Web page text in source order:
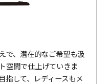
で、潜在的なご希望も汲
空間で仕上げていきま
指して、レディースもメ